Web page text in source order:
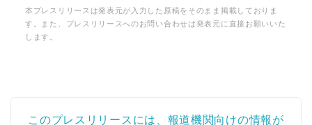
本プレスリリースは発表元が入力した原稿をそのまま掲載しておりま
す。また、プレスリリースへのお問い合わせは発表元に直接お願いいた
します。
このプレスリリースには、報道機関向けの情報が